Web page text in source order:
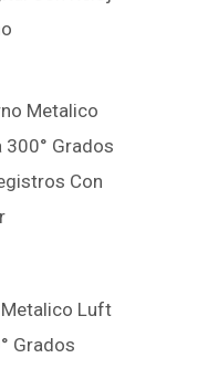
Metalico
300° Grados
Con
Luft
Grados